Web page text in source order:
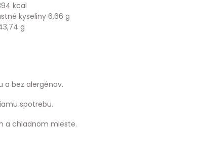
kcal
kyseliny 6,66 g
g
a bez alergénov.
spotrebu.
a chladnom mieste.